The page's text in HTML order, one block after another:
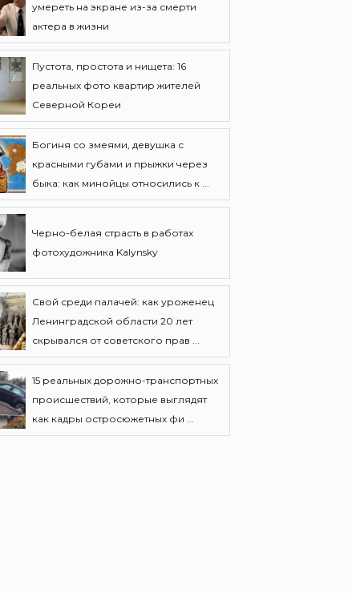
умереть на экране из-за смерти
актера в жизни
Пустота, простота и нищета: 16
реальных фото квартир жителей
Северной Кореи
Богиня со змеями, девушка с
красными губами и прыжки через
быка: как минойцы относились к ...
Черно-белая страсть в работах
фотохудожника Kalynsky
Свой среди палачей: как уроженец
Ленинградской области 20 лет
скрывался от советского прав ...
15 реальных дорожно-транспортных
происшествий, которые выглядят
как кадры остросюжетных фи ...